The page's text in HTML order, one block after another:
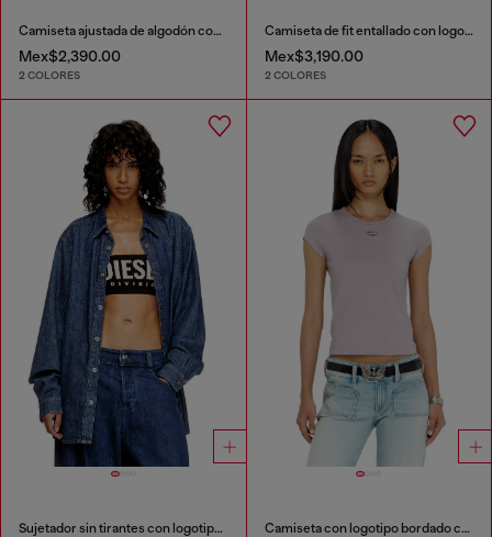
Camiseta ajustada de algodón con estampado de cerezas
Mex$2,390.00
2 COLORES
Camiseta de fit entallado con logotipo Oval D recortado
Mex$3,190.00
2 COLORES
Sujetador sin tirantes con logotipo maxi Camiseta con logotipo bordado con abertura